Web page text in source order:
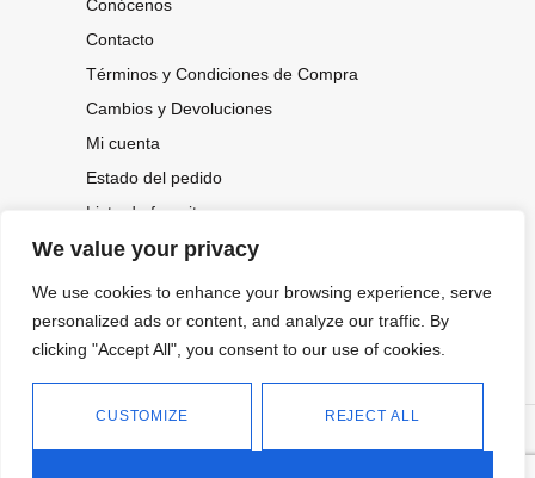
We value your privacy
We use cookies to enhance your browsing experience, serve
personalized ads or content, and analyze our traffic. By
clicking "Accept All", you consent to our use of cookies.
CUSTOMIZE REJECT ALL
Conócenos
Contacto
Términos y Condiciones de Compra
Cambios y Devoluciones
Mi cuenta
Estado del pedido
Lista de favoritos
CONOCE NUESTRAS NOVEDADES,
OFERTAS...
2026.